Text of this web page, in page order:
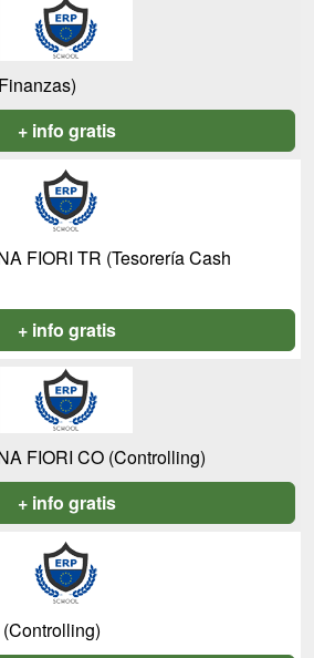
+ info gratis
FIORI TR (Tesorería Cash
+ info gratis
FIORI CO (Controlling)
+ info gratis